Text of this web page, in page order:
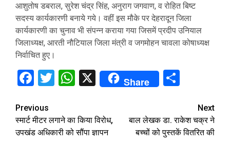
आशुतोष डबराल, सुरेश चंद्र सिंह, अनुराग जगवाण, व रोहित बिष्ट
सदस्य कार्यकारणी बनाये गये। वहीं इस मौके पर देहरादून जिला
कार्यकारणी का चुनाव भी संपन्न कराया गया जिसमें प्रदीप उनियाल
जिलाध्यक्ष, आरती नौटियाल जिला मंत्री व जगमोहन चावला कोषाध्यक्ष
निर्वाचित हुए।
Facebook
TwitterWhatsApp
X Share
Continue
Reading
Previous
स्मार्ट मीटर लगाने का किया विरोध,
उपखंड अधिकारी को सौंपा ज्ञापन
Next
बाल लेखक डा. राकेश चक्र ने
बच्चों को पुस्तकें वितरित की